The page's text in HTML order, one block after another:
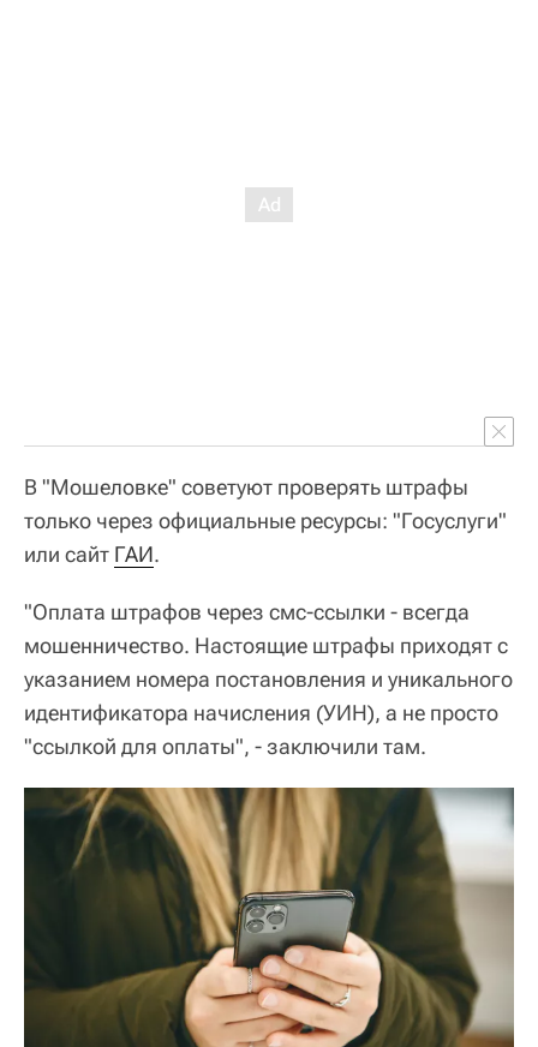
В "Мошеловке" советуют проверять штрафы
только через официальные ресурсы: "Госуслуги"
или сайт ГАИ.
"Оплата штрафов через смс-ссылки - всегда
мошенничество. Настоящие штрафы приходят с
указанием номера постановления и уникального
идентификатора начисления (УИН), а не просто
"ссылкой для оплаты", - заключили там.